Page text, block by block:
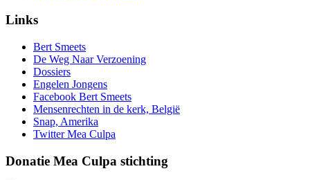
Links
Bert Smeets
De Weg Naar Verzoening
Dossiers
Engelen Jongens
Facebook Bert Smeets
Mensenrechten in de kerk, België
Snap, Amerika
Twitter Mea Culpa
Donatie Mea Culpa stichting